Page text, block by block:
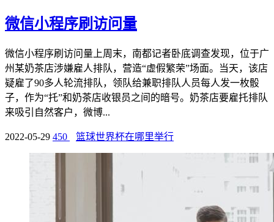
微信小程序刷访问量
微信小程序刷访问量上周末，南都记者卧底调查发现，位于广
州某奶茶店涉嫌雇人排队，营造“虚假繁荣”场面。当天，该店
疑雇了90多人轮流排队，领队给兼职排队人员每人发一枚骰
子，作为“托”和奶茶店收银员之间的暗号。奶茶店要雇托排队
来吸引自然客户，微博...
2022-05-29 450 篮球世界杯在哪里举行